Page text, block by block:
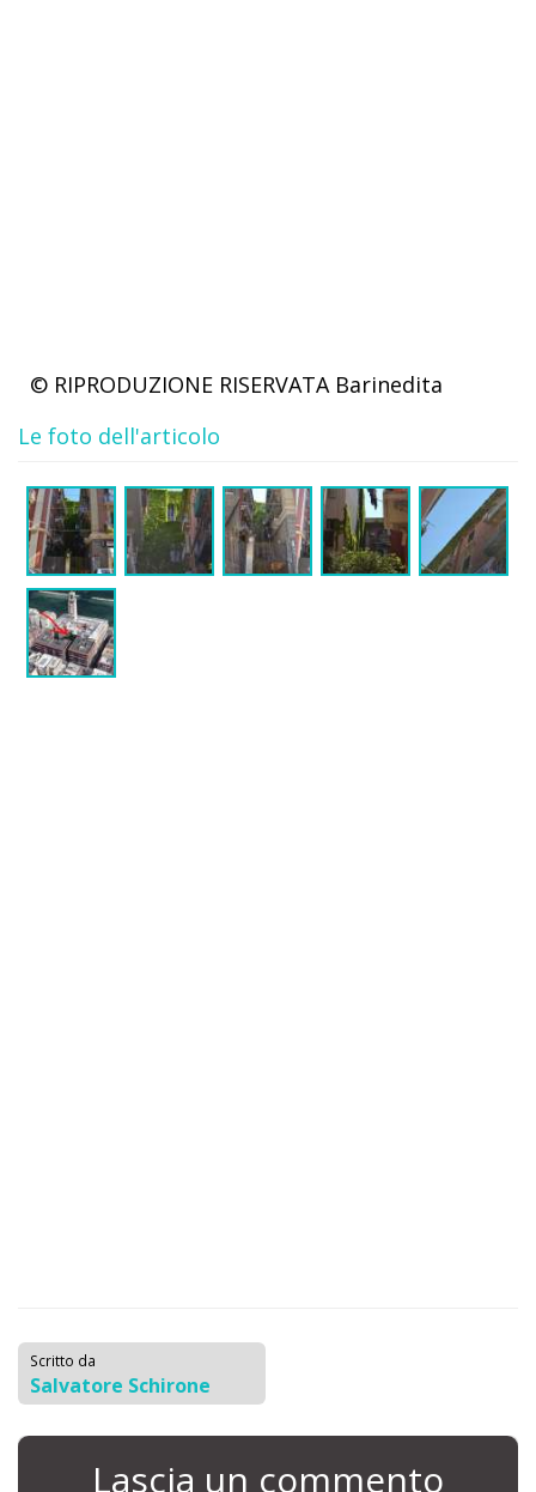
© RIPRODUZIONE RISERVATA Barinedita
Le foto dell'articolo
Scritto da
Salvatore Schirone
Lascia un commento